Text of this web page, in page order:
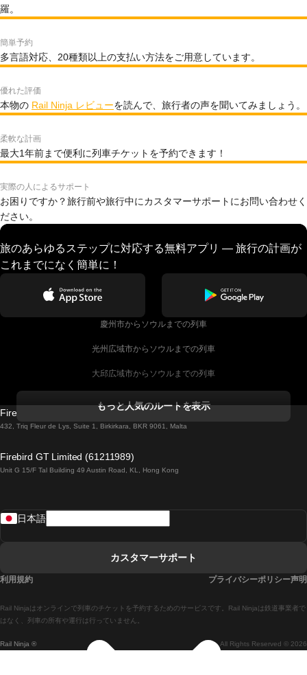
羅。
簡単予約
多言語対応、20種類以上の支払い方法をご用意しています。
優れた評価
本物の Rail Ninja レビューを読んで、旅行者の声を聞いてみましょう。
柔軟な計画
最大1年前まで便利に列車チケットを予約できます！
実際の人によるサポート
お困りですか？旅行前や旅行中にカスタマーサポートにお問い合わせく
ださい。
旅のあらゆるステップに対応する無料アプリ — 旅行の計画が
これまでになく簡単に！
慶州市からソウルまでの列車
光州広域市からソウルまでの列車
大邱広域市からソウルまでの列車
ダブリンからゴールウェイまでの列車
ローマからナポリまでの列車
マドリードからセビリアまでの列車
マドリードからアリカンテまでの列車
もっと人気のルートを表示
Firebird GT Limited (OC 1451)
432, Triq Fleur de Lys, Suite 1, Birkirkara, BKR 9061, Malta
Firebird GT Limited (61211989)
Unit G 15/F Tal Building 49 Austin Road, KL, Hong Kong
Rail Ninja ® All Rights Reserved © 2026
Rail Ninjaはオンラインで列車のチケットを予約するためのサービスです。Rail Ninjaは鉄道事業者で
はなく、列車の所有や運行は行っていません。
日本語
カスタマーサポート
利用規約 プライバシーポリシー声明